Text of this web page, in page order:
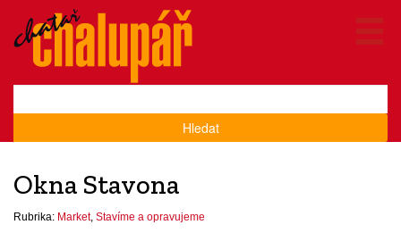
Hledat
Okna Stavona
Rubrika: Market, Stavíme a opravujeme